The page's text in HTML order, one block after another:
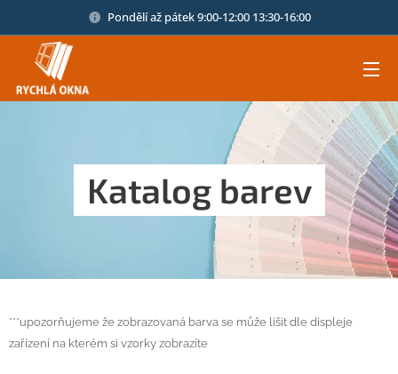
Pondělí až pátek 9:00-12:00 13:30-16:00
Katalog barev
***upozorňujeme že zobrazovaná barva se může lišit dle displeje
zařízení na kterém si vzorky zobrazíte